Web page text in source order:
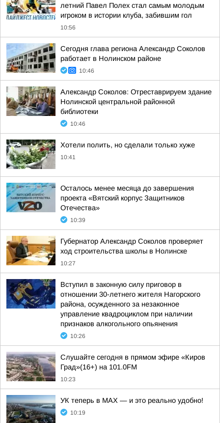
летний Павел Полех стал самым молодым
игроком в истории клуба, забившим гол
10:56
Сегодня глава региона Александр Соколов
работает в Нолинском районе
10:46
Александр Соколов: Отреставрируем здание
Нолинской центральной районной
библиотеки
10:46
Хотели полить, но сделали только хуже
10:41
Осталось менее месяца до завершения
проекта «Вятский корпус Защитников
Отечества»
10:39
Губернатор Александр Соколов проверяет
ход строительства школы в Нолинске
10:27
Вступил в законную силу приговор в
отношении 30-летнего жителя Нагорского
района, осужденного за незаконное
управление квадроциклом при наличии
признаков алкогольного опьянения
10:26
Слушайте сегодня в прямом эфире «Киров
Град»(16+) на 101.0FM
10:23
УК теперь в МАХ — и это реально удобно!
10:19